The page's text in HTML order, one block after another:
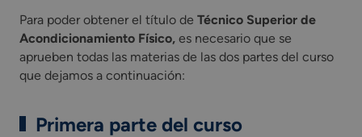
Para poder obtener el título de Técnico Superior de
Acondicionamiento Físico, es necesario que se
aprueben todas las materias de las dos partes del curso
que dejamos a continuación:
Primera parte del curso